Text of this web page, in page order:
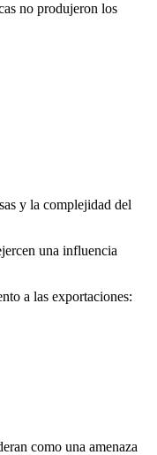
no produjeron los
y la complejidad del
una influencia
a las exportaciones:
como una amenaza